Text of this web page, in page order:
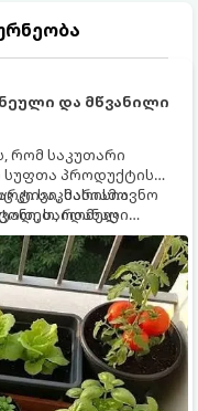
და მწვანილი
რომ საკუთარი
პროდუქტის
კი საკმარისია
საიდანაც
და
სასიამოვნო
რომელი
ყველაზე კარგად